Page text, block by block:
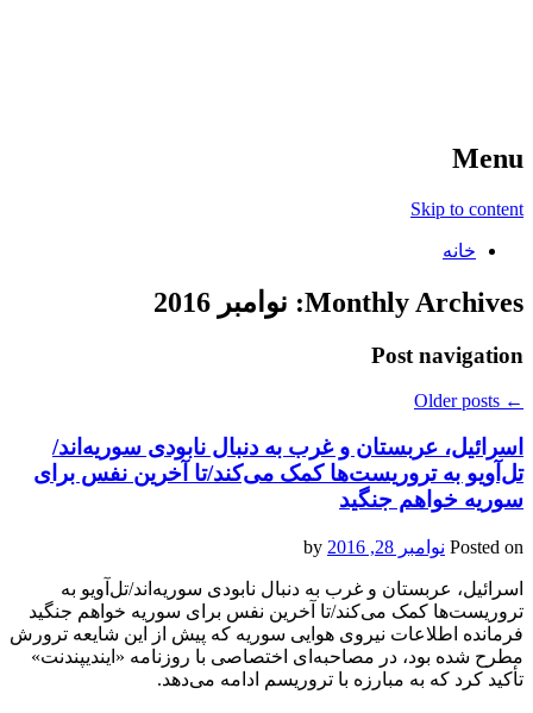
Menu
Skip to content
خانه
Monthly Archives: نوامبر 2016
Post navigation
←
اسرائیل، عربستان و غرب به دنبال نابودی سوریه‌اند/
تل‌آویو به تروریست‌ها کمک می‌کند/تا آخرین نفس برای
سوریه خواهم جنگید
Posted on نوامبر 28, 2016
اسرائیل، عربستان و غرب به دنبال نابودی سوریه‌اند/تل‌آویو به
تروریست‌ها کمک می‌کند/تا آخرین نفس برای سوریه خواهم جنگید
فرمانده اطلاعات نیروی هوایی سوریه که پیش از این شایعه ترورش
مطرح شده بود، در مصاحبه‌ای اختصاصی با روزنامه «ایندیپندنت»
تأکید کرد که به مبارزه با تروریسم ادامه می‌دهد.